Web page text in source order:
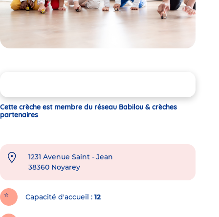
Cette crèche est membre du réseau Babilou & crèches
partenaires
1231 Avenue Saint - Jean
38360 Noyarey
Capacité d'accueil 12